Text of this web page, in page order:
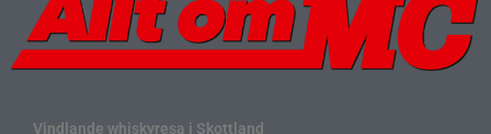
Vindlande whiskyresa i Skottland